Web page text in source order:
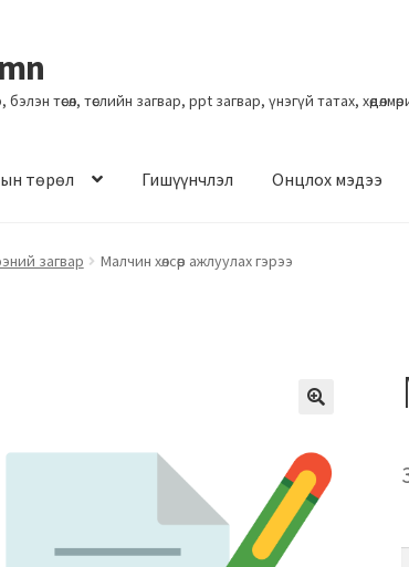
бэлэн төсөл, төслийн загвар, ppt загвар, үнэгүй татах,
төрөл Гишүүнчлэл Онцлох мэдээ
загвар Малчин хөлсөөр ажлуулах гэрээ